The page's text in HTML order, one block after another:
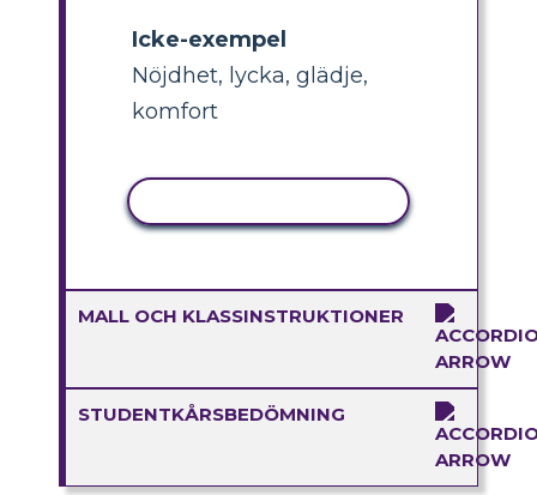
Icke-exempel
Nöjdhet, lycka, glädje,
komfort
MALL OCH KLASSINSTRUKTIONER
STUDENTKÅRSBEDÖMNING